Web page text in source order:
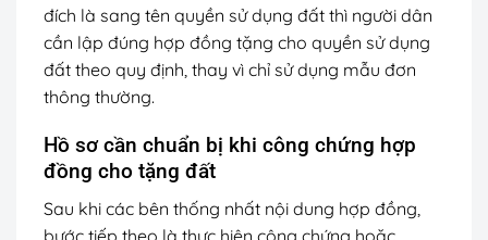
đích là sang tên quyền sử dụng đất thì người dân
cần lập đúng hợp đồng tặng cho quyền sử dụng
đất theo quy định, thay vì chỉ sử dụng mẫu đơn
thông thường.
Hồ sơ cần chuẩn bị khi công chứng hợp
đồng cho tặng đất
Sau khi các bên thống nhất nội dung hợp đồng,
bước tiếp theo là thực hiện công chứng hoặc